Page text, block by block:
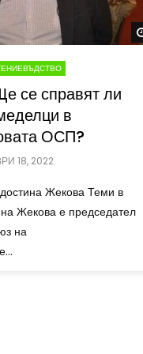
справят ли
в
ОСП?
18, 2022
Жекова Теми в
Жекова е председател
на